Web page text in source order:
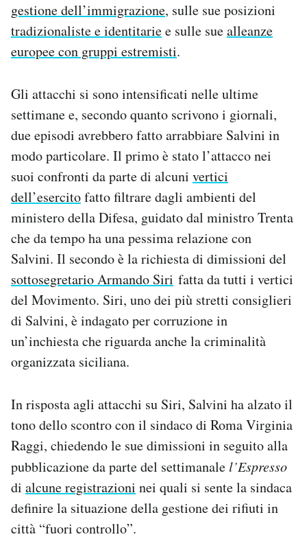
gestione dell’immigrazione, sulle sue posizioni
tradizionaliste e identitariee sulle suealleanze
europee con gruppi estremisti.
Gli attacchi si sono intensificati nelle ultime
settimane e, secondo quanto scrivono i giornali,
due episodi avrebbero fatto arrabbiare Salvini in
modo particolare. Il primo è stato l’attacco nei
suoi confronti da parte di alcuni vertici
dell’esercitofatto filtrare dagli ambienti del
ministero della Difesa, guidato dal ministro Trenta
che da tempo ha una pessima relazione con
Salvini. Il secondo è la richiesta di dimissioni del
sottosegretario Armando Siri fatta da tutti i vertici
del Movimento. Siri, uno dei più stretti consiglieri
di Salvini, è indagato per corruzione in
un’inchiesta che riguarda anche la criminalità
organizzata siciliana.
In risposta agli attacchi su Siri, Salvini ha alzato il
tono dello scontro con il sindaco di Roma Virginia
Raggi, chiedendo le sue dimissioni in seguito alla
pubblicazione da parte del settimanalel’Espresso
di alcune registrazioni nei quali si sente la sindaca
definire la situazione della gestione dei rifiuti in
città “fuori controllo”.